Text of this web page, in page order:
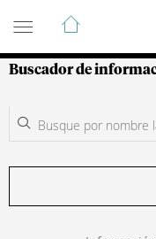
Guía de
Buscador de